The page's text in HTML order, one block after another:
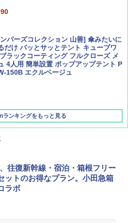
パーズコレクション 山善] 傘みたいに
だけ パッとサッとテント キューブワ
ラックコーティング フルクローズ メ
4人用 簡単設置 ポップアップテント P
150B エクルベージュ
ランキングをもっと見る
パラソル 大型 ビーチ アウトドアパ
ガーデン サイトシート付 折りたたみ
カット 4段階高さ調整 軽量 収納袋付
往復新幹線・宿泊・箱根フリー
ットのお得なプラン。小田急箱
ラボ